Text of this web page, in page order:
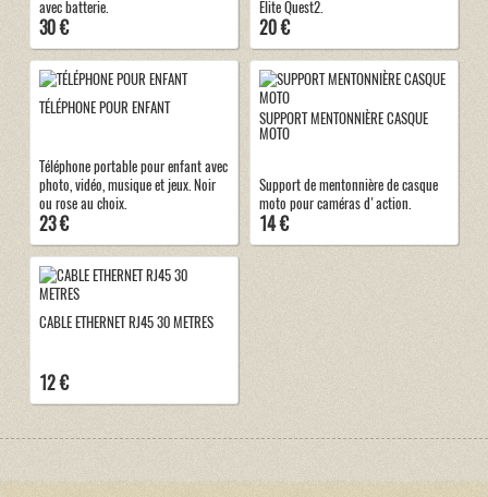
avec batterie.
30 €
Elite Quest2.
20 €
TÉLÉPHONE POUR ENFANT
Téléphone portable pour enfant avec
photo, vidéo, musique et jeux. Noir
ou rose au choix.
23 €
SUPPORT MENTONNIÈRE CASQUE
MOTO
Support de mentonnière de casque
moto pour caméras d'action.
14 €
CABLE ETHERNET RJ45 30 METRES
12 €